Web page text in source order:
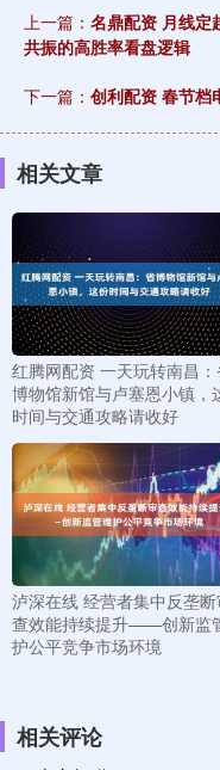
上一篇： 名鼎配资 月线定
共振的高胜率看盘逻辑
下一篇： 创利配资 春节档
相关文章
红腾网配资 一天玩转南昌
博物馆新馆与卢塞恩小镇，
时间与交通攻略请收好
泸深在线 经营者集中反垄断
查效能持续提升——创新监
护公平竞争市场环境
相关评论